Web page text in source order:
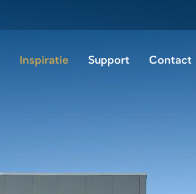
Inspiratie Support Contact